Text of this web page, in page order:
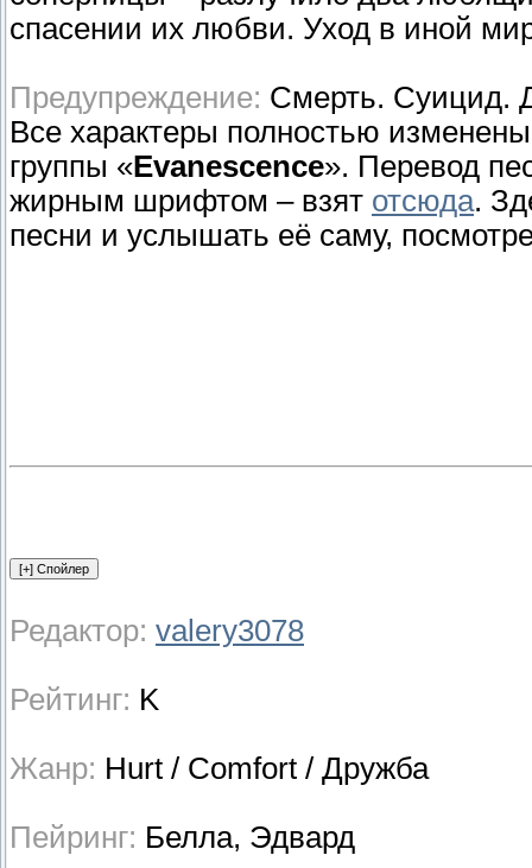
спасении их любви. Уход в иной
Предупреждение: Смерть. Суицид.
Все характеры полностью
группы «Evanescence». Перевод
жирным шрифтом – взят отсюда.
песни и услышать её саму,
Редактор: valery3078
Рейтинг: K
Жанр: Hurt / Comfort / Дружба
Пейринг: Белла, Эдвард